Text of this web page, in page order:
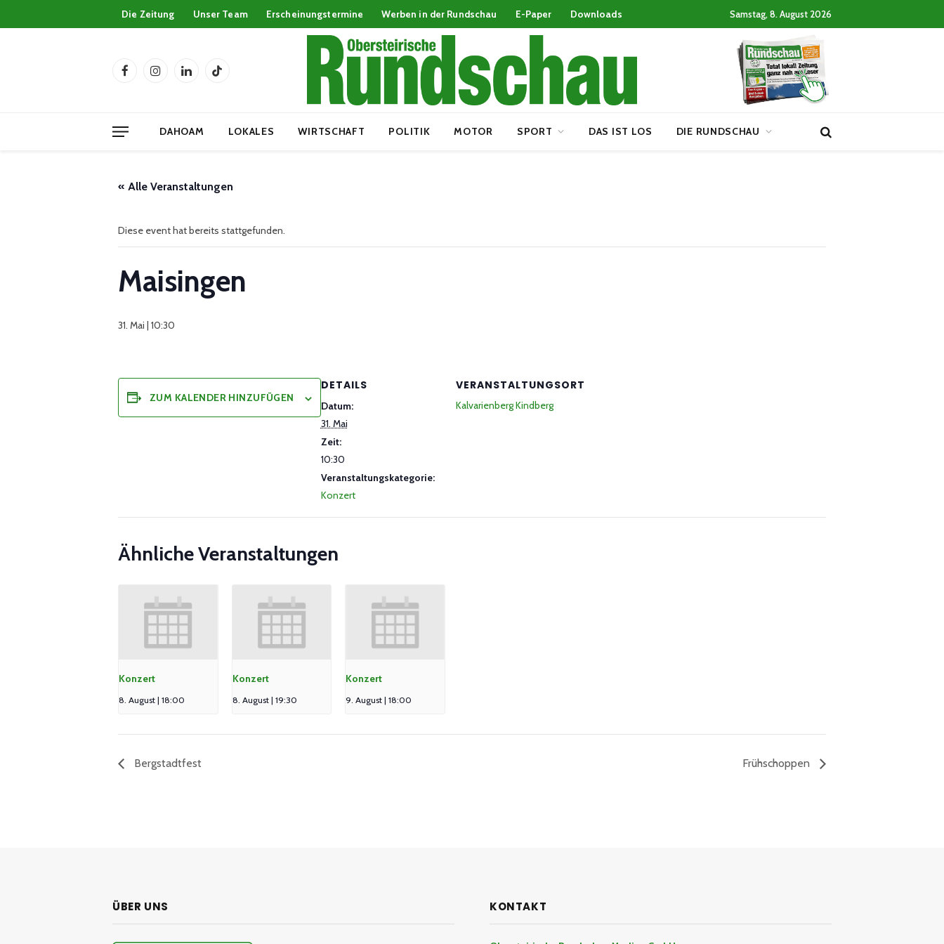
Die Zeitung Unser Team Erscheinungstermine Werben in der Rundschau E-Paper Downloads Samstag, 8. August 2026
FacebookInstagramLinkedInTikTok
DAHOAM LOKALES WIRTSCHAFT POLITIK MOTOR SPORT DAS IST LOS DIE RUNDSCHAU
« Alle Veranstaltungen
Diese event hat bereits stattgefunden.
Maisingen
31. Mai | 10:30
ZUM KALENDER HINZUFÜGEN
DETAILS
Datum:
31. Mai
Zeit:
10:30
Veranstaltungskategorie:
Konzert
VERANSTALTUNGSORT
Kalvarienberg Kindberg
Ähnliche Veranstaltungen
Konzert
8. August | 18:00
Konzert
8. August | 19:30
Konzert
9. August | 18:00
Bergstadtfest Frühschoppen
ÜBER UNS KONTAKT